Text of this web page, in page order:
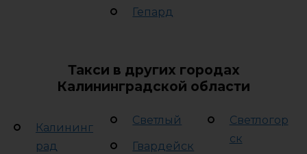
Гепард
Такси в других городах
Калининградской области
Калининг
рад
Светлый
Гвардейск
Светлогор
ск